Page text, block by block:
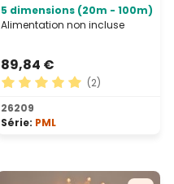
5 dimensions (20m - 100m)
Alimentation non incluse
89,84 €
Note moyenne de 5 sur 5
(2)
26209
Série: PML